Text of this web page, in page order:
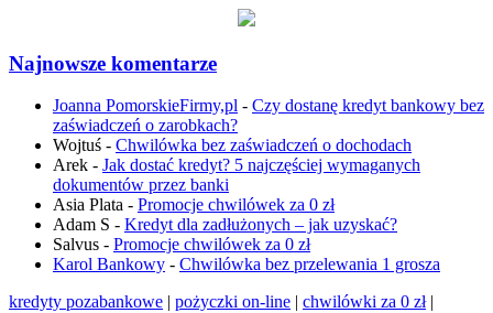
Najnowsze komentarze
Joanna PomorskieFirmy,pl - Czy dostanę kredyt bankowy bez
zaświadczeń o zarobkach?
Wojtuś - Chwilówka bez zaświadczeń o dochodach
Arek - Jak dostać kredyt? 5 najczęściej wymaganych
dokumentów przez banki
Asia Plata - Promocje chwilówek za 0 zł
Adam S - Kredyt dla zadłużonych – jak uzyskać?
Salvus - Promocje chwilówek za 0 zł
Karol Bankowy - Chwilówka bez przelewania 1 grosza
kredyty pozabankowe | pożyczki on-line | chwilówki za 0 zł|